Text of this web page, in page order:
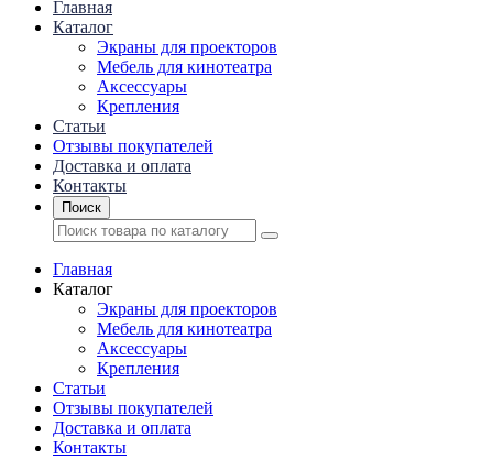
Главная
Каталог
Экраны для проекторов
Mебель для кинотеатра
Аксессуары
Крепления
Статьи
Отзывы покупателей
Доставка и оплата
Контакты
Поиск
Главная
Каталог
Экраны для проекторов
Mебель для кинотеатра
Аксессуары
Крепления
Статьи
Отзывы покупателей
Доставка и оплата
Контакты